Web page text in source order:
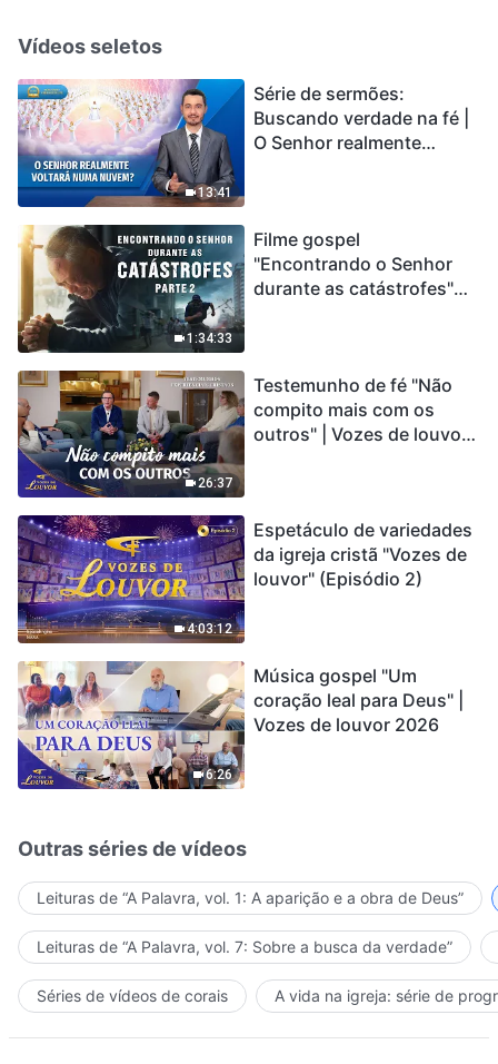
Vídeos seletos
13:41
Série de sermões:
Buscando verdade na fé |
O Senhor realmente
1:34:33
Filme gospel
"Encontrando o Senhor
durante as catástrofes"
catástrofes ccontecem, a
humanidade está
entrando em contagem
26:37
Testemunho de fé "Não
compito mais com os
outros" | Vozes de louvor
4:03:12
Espetáculo de variedades
da igreja cristã "Vozes de
louvor" (Episódio 2)
6:26
Música gospel "Um
coração leal para Deus" |
Vozes de louvor 2026
Outras séries de vídeos
Leituras de “A Palavra, vol. 1: A aparição e a obra de Deus”
Leituras de “A Palavra, vol. 7: Sobre a busca da verdade”
Séries de vídeos de corais A vida na igreja: série de